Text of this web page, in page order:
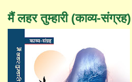
मैं लहर तुम्हारी (काव्य-संग्रह)